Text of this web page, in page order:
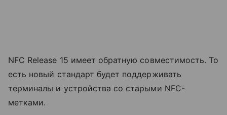
NFC Release 15 имеет обратную совместимость. То
есть новый стандарт будет поддерживать
терминалы и устройства со старыми NFC-
метками.